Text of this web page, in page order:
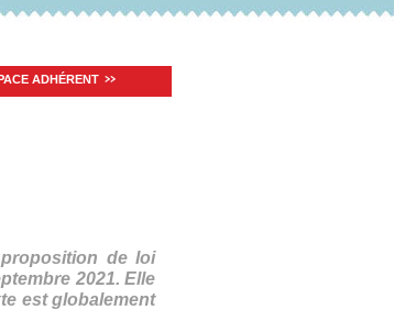
ADHÉRENT
de loi
2021. Elle
est globalement